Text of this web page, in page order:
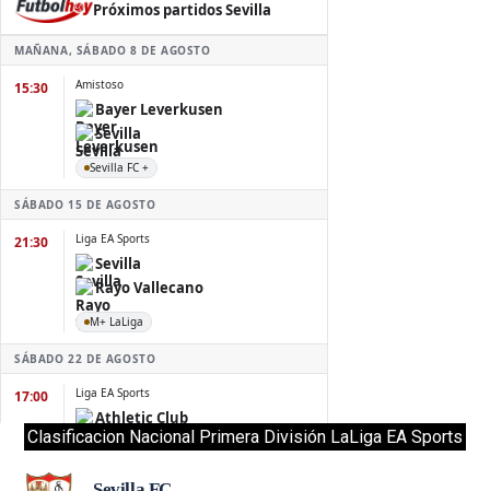
Clasificacion Nacional Primera División LaLiga EA Sports